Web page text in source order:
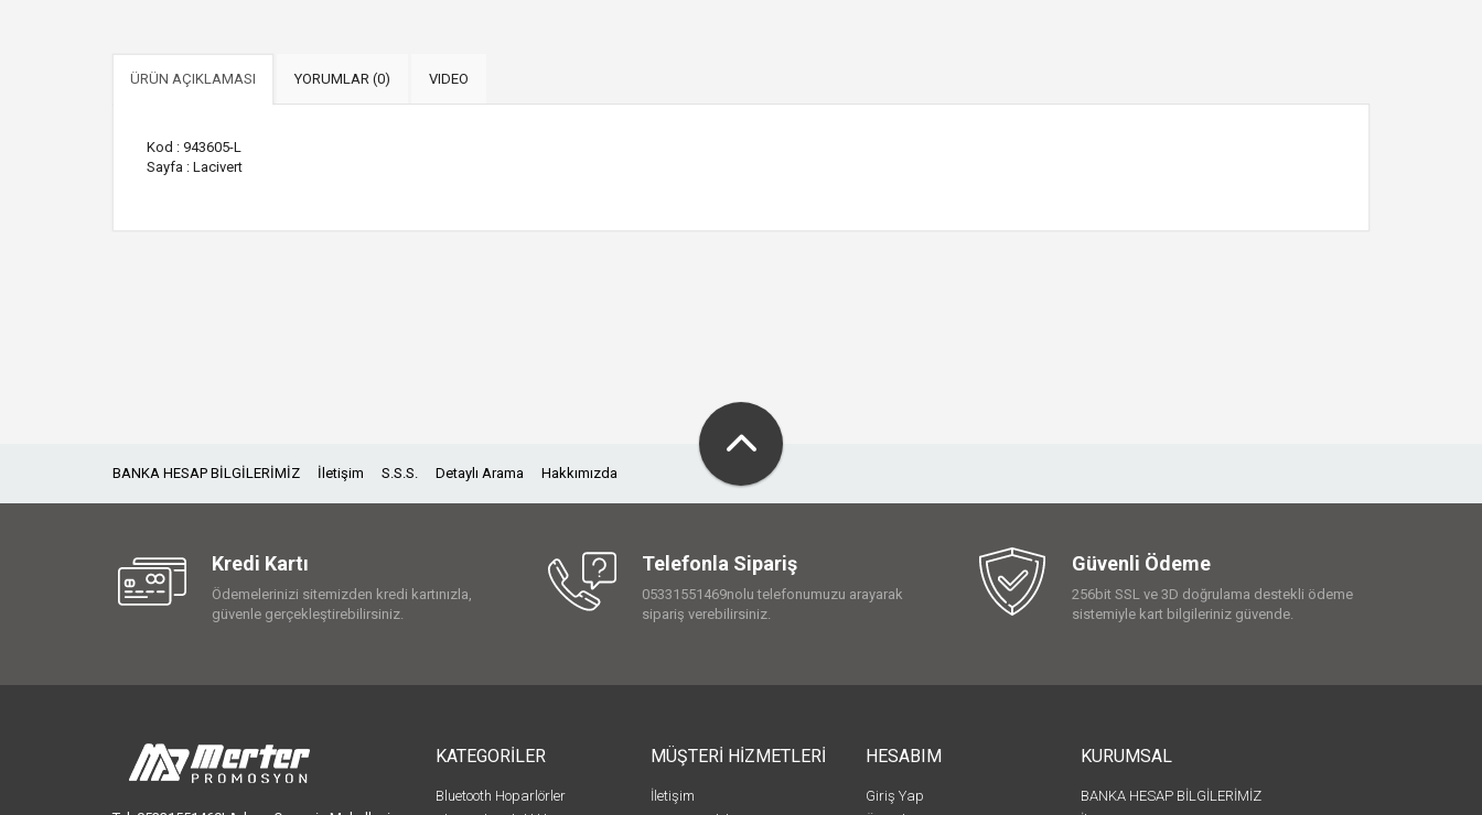
ÜRÜN AÇIKLAMASI YORUMLAR (0) VIDEO
Kod : 943605-L
Sayfa : Lacivert
BANKA HESAP BİLGİLERİMİZ İletişim S.S.S. Detaylı Arama Hakkımızda
Kredi Kartı
Ödemelerinizi sitemizden kredi kartınızla,
güvenle gerçekleştirebilirsiniz.
Telefonla Sipariş
05331551469nolu telefonumuzu arayarak
sipariş verebilirsiniz.
Güvenli Ödeme
256bit SSL ve 3D doğrulama destekli ödeme
sistemiyle kart bilgileriniz güvende.
KATEGORİLER
Bluetooth Hoparlörler
MÜŞTERİ HİZMETLERİ
İletişim
HESABIM
Giriş Yap
KURUMSAL
BANKA HESAP BİLGİLERİMİZ